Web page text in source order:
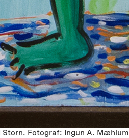
Storn. Fotograf: Ingun A. Mæhlum